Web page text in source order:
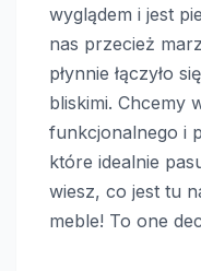
wyglądem i jest
nas przecież
płynnie łączyło
bliskimi. Chcemy
funkcjonalnego i
które idealnie
wiesz, co jest tu
meble! To one